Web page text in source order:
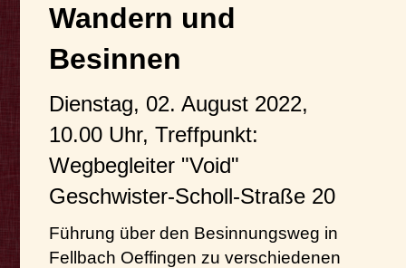
Wandern und
Besinnen
Dienstag, 02. August 2022,
10.00 Uhr, Treffpunkt:
Wegbegleiter "Void"
Geschwister-Scholl-Straße 20
Führung über den Besinnungsweg in
Fellbach Oeffingen zu verschiedenen